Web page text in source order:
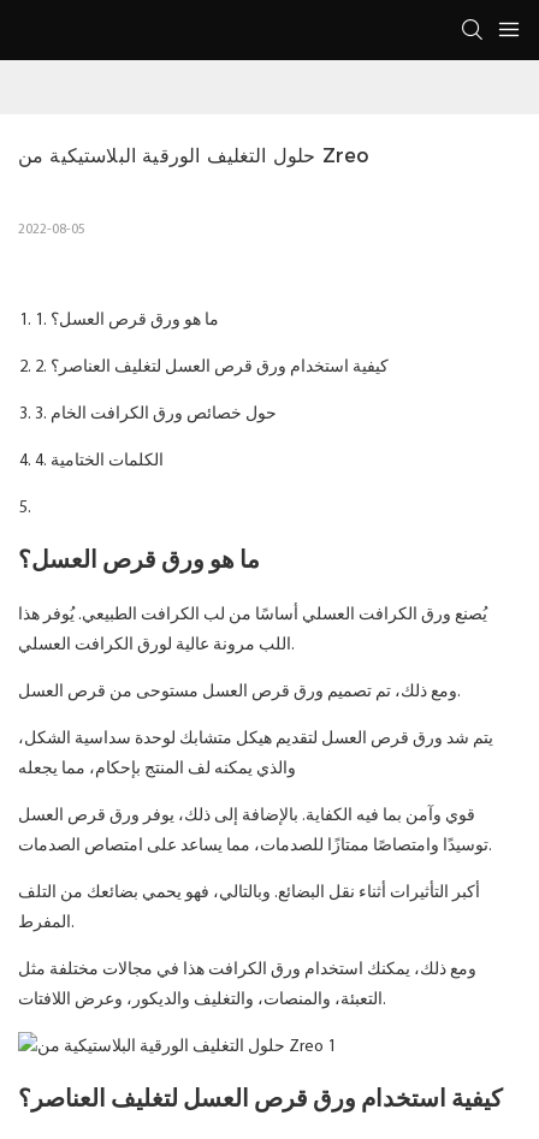
حلول التغليف الورقية البلاستيكية من Zreo
2022-08-05
1. ما هو ورق قرص العسل؟
2. كيفية استخدام ورق قرص العسل لتغليف العناصر؟
3. حول خصائص ورق الكرافت الخام
4. الكلمات الختامية
ما هو ورق قرص العسل؟
يُصنع ورق الكرافت العسلي أساسًا من لب الكرافت الطبيعي. يُوفر هذا
اللب مرونة عالية لورق الكرافت العسلي.
ومع ذلك، تم تصميم ورق قرص العسل مستوحى من قرص العسل.
يتم شد ورق قرص العسل لتقديم هيكل متشابك لوحدة سداسية الشكل،
والذي يمكنه لف المنتج بإحكام، مما يجعله
قوي وآمن بما فيه الكفاية. بالإضافة إلى ذلك، يوفر ورق قرص العسل
توسيدًا وامتصاصًا ممتازًا للصدمات، مما يساعد على امتصاص الصدمات.
أكبر التأثيرات أثناء نقل البضائع. وبالتالي، فهو يحمي بضائعك من التلف
المفرط.
ومع ذلك، يمكنك استخدام ورق الكرافت هذا في مجالات مختلفة مثل
التعبئة، والمنصات، والتغليف والديكور، وعرض اللافتات.
كيفية استخدام ورق قرص العسل لتغليف العناصر؟